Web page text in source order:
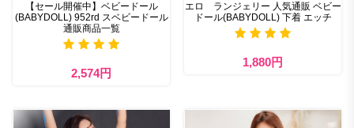
【セール開催中】ベビードール
(BABYDOLL) 952rd スベビードール
通販商品一覧
2,574円
エロ ランジェリー 人気通販 ベビー
ドール(BABYDOLL) 下着 エッチ
1,880円